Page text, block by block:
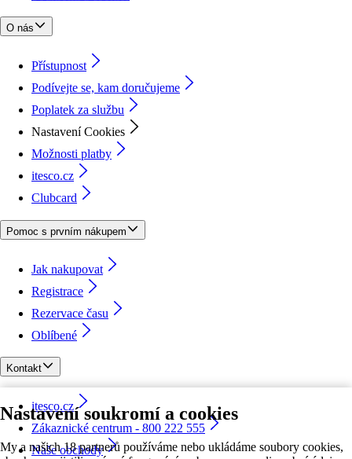
Nastavení soukromí a cookies
My a našich 18 partnerů používáme nebo ukládáme soubory cookies,
O nás
Přístupnost
Podívejte se, kam doručujeme
Poplatek za službu
Nastavení Cookies
Možnosti platby
itesco.cz
Clubcard
Pomoc s prvním nákupem
Jak nakupovat
Registrace
Rezervace času
Oblíbené
Kontakt
itesco.cz
Zákaznické centrum - 800 222 555
Naše obchody